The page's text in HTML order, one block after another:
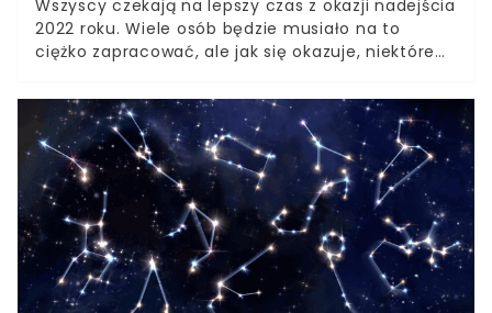
Wszyscy czekają na lepszy czas z okazji nadejścia
2022 roku. Wiele osób będzie musiało na to
ciężko zapracować, ale jak się okazuje, niektóre
zodiaku będą miały bogaty, nadchodzący rok?
Według horoskopów na bardziej łaskawy pod
względem finansowym czas mogą czekać
przedstawiciele aż 4 znaków zodiaku.